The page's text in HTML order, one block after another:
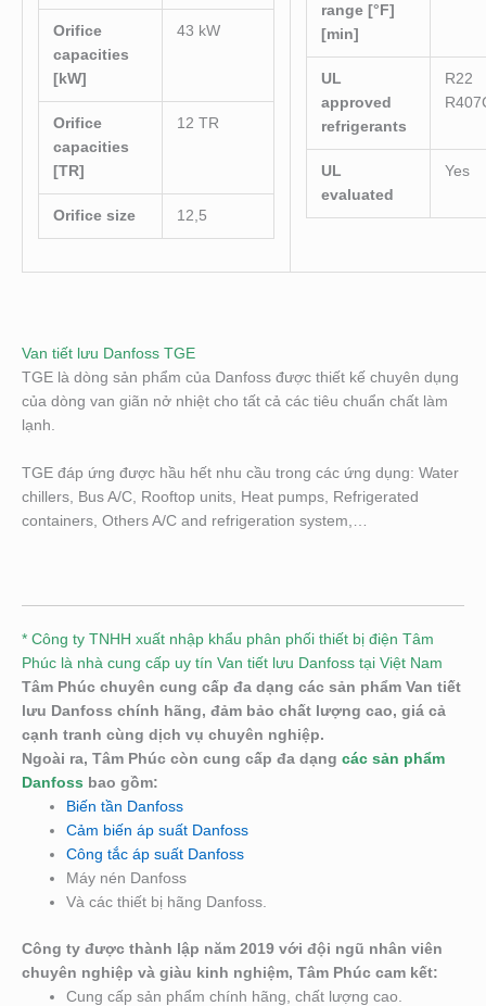
Orifice
capacities
[kW]
43 kW
Orifice
capacities
[TR]
12 TR
Orifice size 12,5
range [°F]
[min]
UL
approved
refrigerants
R22
UL
evaluated
Yes
Van tiết lưu Danfoss TGE
TGE là dòng sản phẩm của Danfoss được thiết kế chuyên dụng
của dòng van giãn nở nhiệt cho tất cả các tiêu chuẩn chất làm
lạnh.
TGE đáp ứng được hầu hết nhu cầu trong các ứng dụng: Water
chillers, Bus A/C, Rooftop units, Heat pumps, Refrigerated
containers, Others A/C and refrigeration system,…
* Công ty TNHH xuất nhập khẩu phân phối thiết bị điện Tâm
Phúc là nhà cung cấp uy tín Van tiết lưu Danfoss tại Việt Nam
Tâm Phúc chuyên cung cấp đa dạng các sản phẩm Van tiết
lưu Danfoss chính hãng, đảm bảo chất lượng cao, giá cả
cạnh tranh cùng dịch vụ chuyên nghiệp.
Ngoài ra, Tâm Phúc còn cung cấp đa dạng các sản phẩm
Danfoss bao gồm:
Biến tần Danfoss
Cảm biến áp suất Danfoss
Công tắc áp suất Danfoss
Máy nén Danfoss
Và các thiết bị hãng Danfoss.
Công ty được thành lập năm 2019 với đội ngũ nhân viên
chuyên nghiệp và giàu kinh nghiệm, Tâm Phúc cam kết:
Cung cấp sản phẩm chính hãng, chất lượng cao.